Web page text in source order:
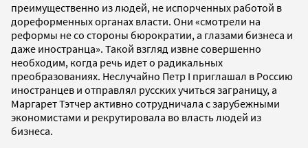
преимущественно из людей, не испорченных работой в
дореформенных органах власти. Они «смотрели на
реформы не со стороны бюрократии, а глазами бизнеса и
даже иностранца». Такой взгляд извне совершенно
необходим, когда речь идет о радикальных
преобразованиях. Неслучайно Петр I приглашал в Россию
иностранцев и отправлял русских учиться заграницу, а
Маргарет Тэтчер активно сотрудничала с зарубежными
экономистами и рекрутировала во власть людей из
бизнеса.